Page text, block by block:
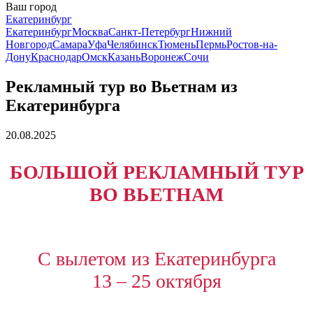
Ваш город
Екатеринбург
ЕкатеринбургМоскваСанкт-ПетербургНижний
НовгородСамараУфаЧелябинскТюменьПермьРостов-на-
ДонуКраснодарОмскКазаньВоронежСочи
Рекламный тур во Вьетнам из
Екатеринбурга
20.08.2025
БОЛЬШОЙ РЕКЛАМНЫЙ ТУР
ВО ВЬЕТНАМ
С вылетом из Екатеринбурга
13 – 25 октября